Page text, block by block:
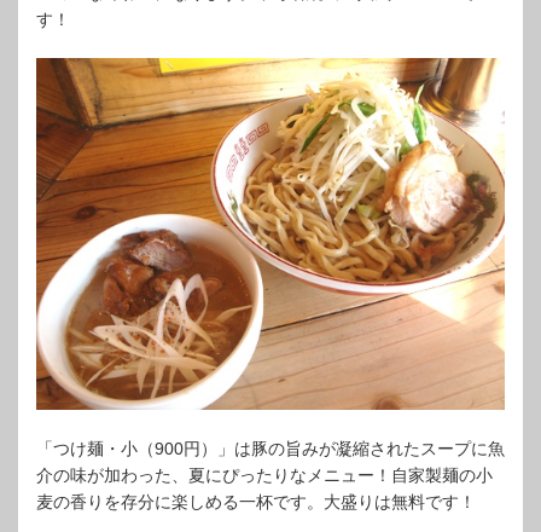
す！
「つけ麺・小（900円）」は豚の旨みが凝縮されたスープに魚
介の味が加わった、夏にぴったりなメニュー！自家製麺の小
麦の香りを存分に楽しめる一杯です。大盛りは無料です！